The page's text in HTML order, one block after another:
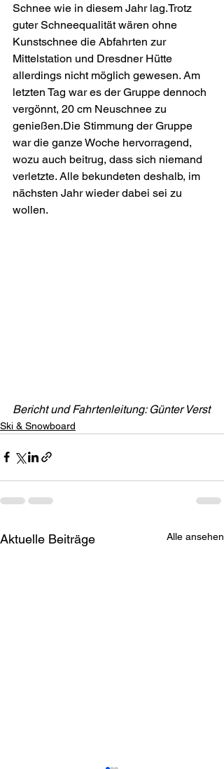
Schnee wie in diesem Jahr lag.Trotz
guter Schneequalität wären ohne
Kunstschnee die Abfahrten zur
Mittelstation und Dresdner Hütte
allerdings nicht möglich gewesen. Am
letzten Tag war es der Gruppe dennoch
vergönnt, 20 cm Neuschnee zu
genießen.Die Stimmung der Gruppe
war die ganze Woche hervorragend,
wozu auch beitrug, dass sich niemand
verletzte. Alle bekundeten deshalb, im
nächsten Jahr wieder dabei sei zu
wollen.
Bericht und Fahrtenleitung: Günter Verst
Ski & Snowboard
Aktuelle Beiträge Alle ansehen